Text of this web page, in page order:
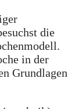
die
in der
Grundlagen